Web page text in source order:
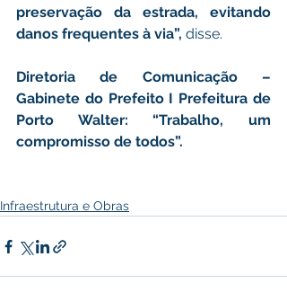
preservação da estrada, evitando
danos frequentes à via”, disse.
Diretoria de Comunicação –
Gabinete do Prefeito I Prefeitura de
Porto Walter: “Trabalho, um
compromisso de todos”.
Infraestrutura e Obras